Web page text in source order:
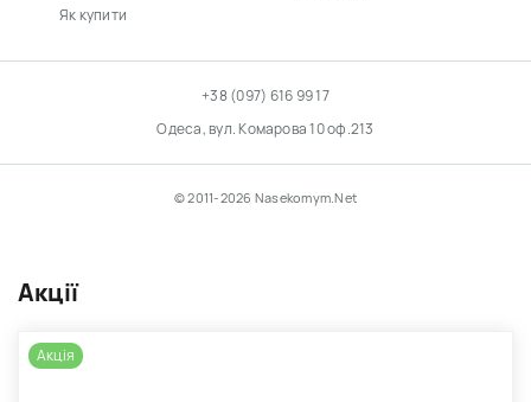
Акції
Акція
Як купити
+38 (097) 616 99 17
Одеса, вул. Комарова 10 оф.213
© 2011-2026 Nasekomym.Net